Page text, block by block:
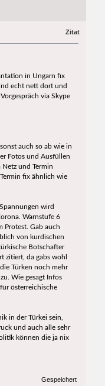
Zitat
in Ungarn fix
echt nett dort und
via Skype
auch so ab wie in
Fotos und Ausfüllen
und Termin
fix ähnlich wie
wird
Warnstufe 6
Protest. Gab auch
von kurdischen
Botschafter
zitiert, da gabs wohl
Türken noch mehr
Wie gesagt Infos
österreichische
in der Türkei sein,
und auch alle sehr
können die ja nix
Gespeichert